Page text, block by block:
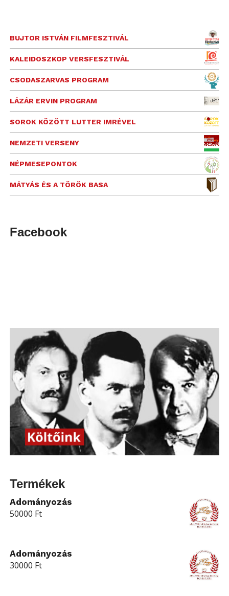
BUJTOR ISTVÁN FILMFESZTIVÁL
KALEIDOSZKOP VERSFESZTIVÁL
CSODASZARVAS PROGRAM
LÁZÁR ERVIN PROGRAM
SOROK KÖZÖTT LUTTER IMRÉVEL
NEMZETI VERSENY
NÉPMESEPONTOK
MÁTYÁS ÉS A TÖRÖK BASA
Facebook
Termékek
Adományozás
50000 Ft
Adományozás
30000 Ft